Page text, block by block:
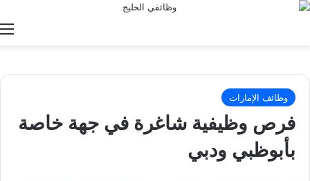
وظائف الإمارات
فرص وظيفية شاغرة في جهة خاصة
بأبوظبي ودبي